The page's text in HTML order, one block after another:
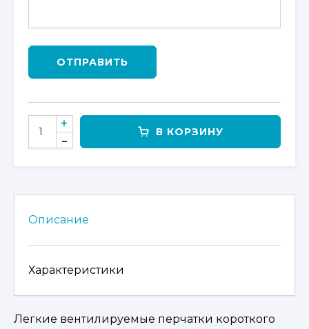
ОТПРАВИТЬ
КОЛИЧЕСТВО
ТОВАРА
В КОРЗИНУ
Описание
Характеристики
Легкие вентилируемые перчатки короткого